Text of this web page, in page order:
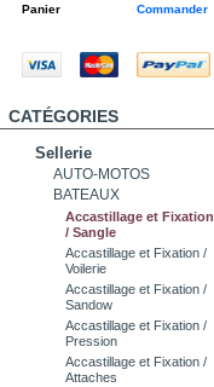
Panier Commander
CATÉGORIES
Sellerie
AUTO-MOTOS
BATEAUX
Accastillage et Fixation
/ Sangle
Accastillage et Fixation /
Voilerie
Accastillage et Fixation /
Sandow
Accastillage et Fixation /
Pression
Accastillage et Fixation /
Attaches